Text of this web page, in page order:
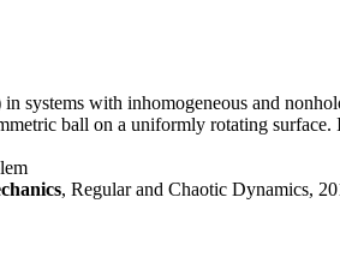
systems with inhomogeneous and
ball on a uniformly rotating
, Regular and Chaotic Dynamics,